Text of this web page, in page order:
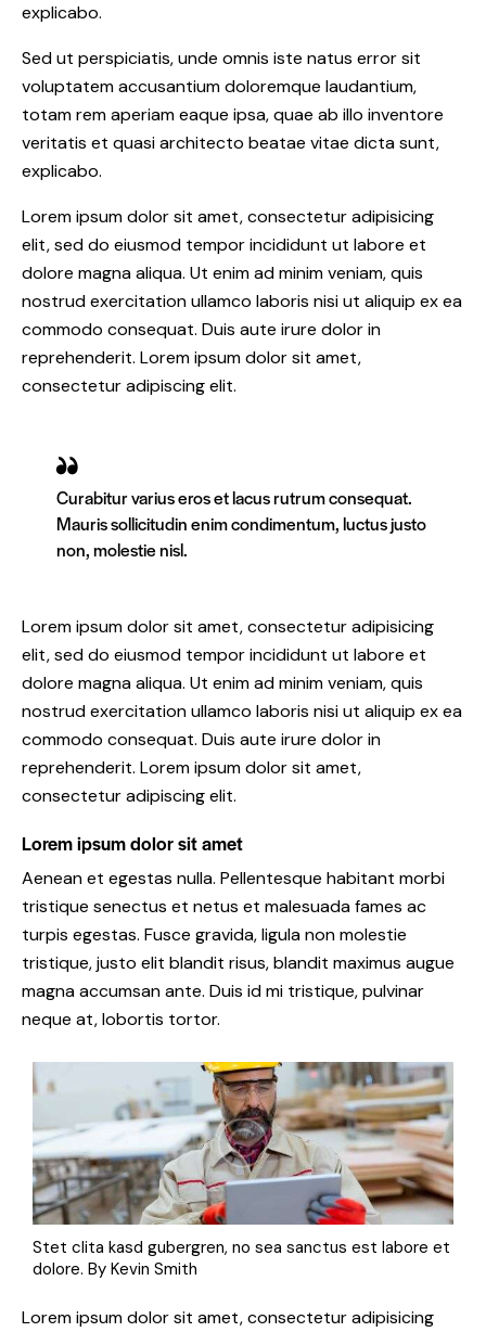
explicabo.
Sed ut perspiciatis, unde omnis iste natus error sit
voluptatem accusantium doloremque laudantium,
totam rem aperiam eaque ipsa, quae ab illo inventore
veritatis et quasi architecto beatae vitae dicta sunt,
explicabo.
Lorem ipsum dolor sit amet, consectetur adipisicing
elit, sed do eiusmod tempor incididunt ut labore et
dolore magna aliqua. Ut enim ad minim veniam, quis
nostrud exercitation ullamco laboris nisi ut aliquip ex ea
commodo consequat. Duis aute irure dolor in
reprehenderit. Lorem ipsum dolor sit amet,
consectetur adipiscing elit.
Curabitur varius eros et lacus rutrum consequat.
Mauris sollicitudin enim condimentum, luctus justo
non, molestie nisl.
Lorem ipsum dolor sit amet, consectetur adipisicing
elit, sed do eiusmod tempor incididunt ut labore et
dolore magna aliqua. Ut enim ad minim veniam, quis
nostrud exercitation ullamco laboris nisi ut aliquip ex ea
commodo consequat. Duis aute irure dolor in
reprehenderit. Lorem ipsum dolor sit amet,
consectetur adipiscing elit.
Lorem ipsum dolor sit amet
Aenean et egestas nulla. Pellentesque habitant morbi
tristique senectus et netus et malesuada fames ac
turpis egestas. Fusce gravida, ligula non molestie
tristique, justo elit blandit risus, blandit maximus augue
magna accumsan ante. Duis id mi tristique, pulvinar
neque at, lobortis tortor.
Stet clita kasd gubergren, no sea sanctus est labore et
dolore. By Kevin Smith
Lorem ipsum dolor sit amet, consectetur adipisicing